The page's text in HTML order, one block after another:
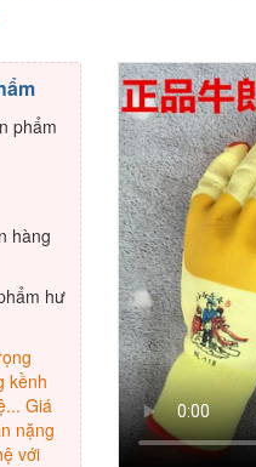
phẩm
hàng
hư
kềnh
Giá
nặng
với